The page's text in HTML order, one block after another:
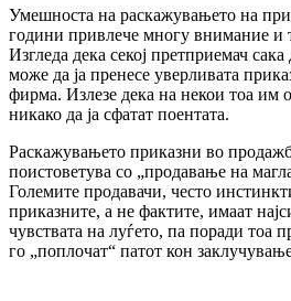
Умешноста на раскажувањето на
години привлече многу внимание и
Изгледа дека секој претприемач
може да ја пренесе уверливата
фирма. Излезе дека на некои тоа им
никако да ја сфатат поентата.
Раскажувањето приказни во
поистоветува со „продавање на
Големите продавачи, често
приказните, а не фактите, имаат
чувствата на луѓето, па поради тоа
го „поплочат“ патот кон